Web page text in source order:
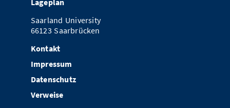
Lageplan
Saarland University
66123 Saarbrücken
Kontakt
Impressum
Datenschutz
Verweise